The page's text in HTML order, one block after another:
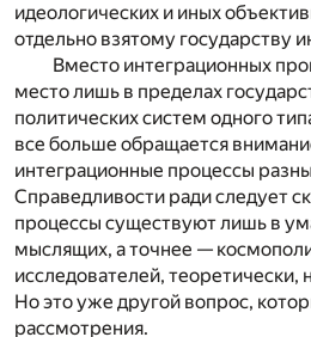
идеологических и иных
отдельно взятому государству
Вместо интеграционных
место лишь в пределах
политических систем одного
все больше обращается
интеграционные процессы
Справедливости ради следует
процессы существуют лишь в
мыслящих, а точнее —
исследователей, теоретически,
Но это уже другой вопрос,
рассмотрения.